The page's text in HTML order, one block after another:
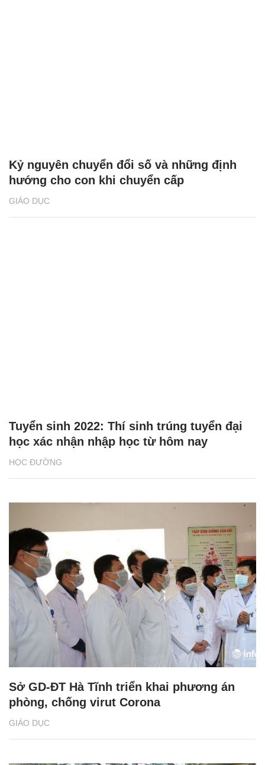
GIÁO DỤC
Kỷ nguyên chuyển đổi số và những định
hướng cho con khi chuyển cấp
HỌC ĐƯỜNG
Tuyển sinh 2022: Thí sinh trúng tuyển đại
học xác nhận nhập học từ hôm nay
GIÁO DỤC
Sở GD-ĐT Hà Tĩnh triển khai phương án
phòng, chống virut Corona